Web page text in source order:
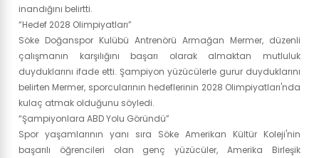
inandığını belirtti.
“Hedef 2028 Olimpiyatları”
Söke Doğanspor Kulübü Antrenörü Armağan Mermer, düzenli
çalışmanın karşılığını başarı olarak almaktan mutluluk
duyduklarını ifade etti. Şampiyon yüzücülerle gurur duyduklarını
belirten Mermer, sporcularının hedeflerinin 2028 Olimpiyatları'nda
kulaç atmak olduğunu söyledi.
“Şampiyonlara ABD Yolu Göründü”
Spor yaşamlarının yanı sıra Söke Amerikan Kültür Koleji'nin
başarılı öğrencileri olan genç yüzücüler, Amerika Birleşik